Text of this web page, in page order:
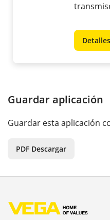
Detalles
Guardar aplicación
Guardar esta aplicación
PDF Descargar